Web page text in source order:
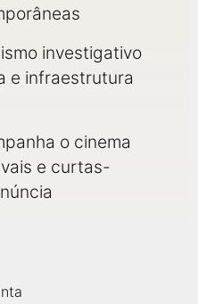
investigativo
e infraestrutura
o cinema
e curtas-